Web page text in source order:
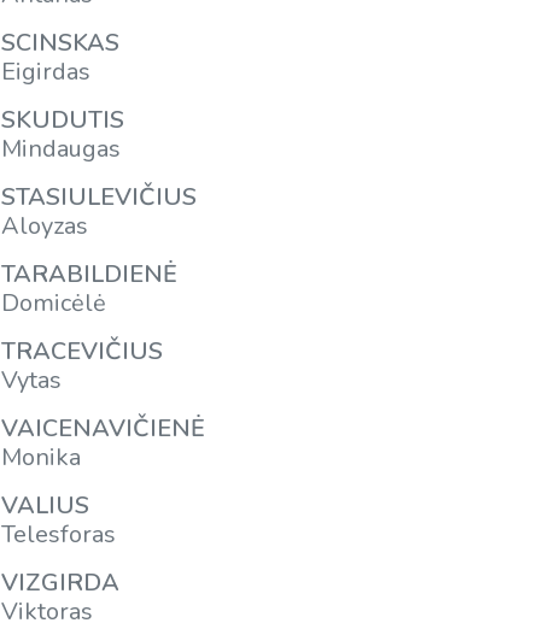
SCINSKAS
Eigirdas
SKUDUTIS
Mindaugas
STASIULEVIČIUS
Aloyzas
TARABILDIENĖ
Domicėlė
TRACEVIČIUS
Vytas
VAICENAVIČIENĖ
Monika
VALIUS
Telesforas
VIZGIRDA
Viktoras